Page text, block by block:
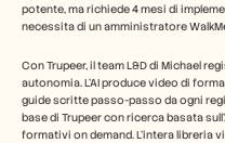
potente, ma richiede 4 mesi di
necessita di un amministratore
Con Trupeer, il team L&D di Michael
autonomia. L'AI produce video di
guide scritte passo-passo da ogni
base di Trupeer con ricerca basata
formativi on demand. L'intera libreria